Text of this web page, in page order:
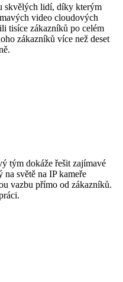
skvělých lidí, díky kterým
video cloudových
tisíce zákazníků po celém
zákazníků více než deset
tým dokáže řešit zajímavé
světě na IP kameře
vazbu přímo od zákazníků.